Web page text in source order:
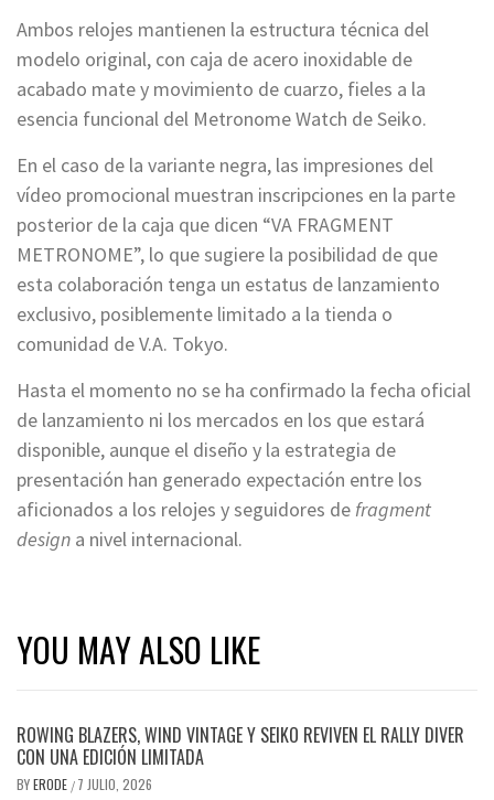
Ambos relojes mantienen la estructura técnica del
modelo original, con caja de acero inoxidable de
acabado mate y movimiento de cuarzo, fieles a la
esencia funcional del Metronome Watch de Seiko.
En el caso de la variante negra, las impresiones del
vídeo promocional muestran inscripciones en la parte
posterior de la caja que dicen “VA FRAGMENT
METRONOME”, lo que sugiere la posibilidad de que
esta colaboración tenga un estatus de lanzamiento
exclusivo, posiblemente limitado a la tienda o
comunidad de V.A. Tokyo.
Hasta el momento no se ha confirmado la fecha oficial
de lanzamiento ni los mercados en los que estará
disponible, aunque el diseño y la estrategia de
presentación han generado expectación entre los
aficionados a los relojes y seguidores de fragment
design a nivel internacional.
YOU MAY ALSO LIKE
ROWING BLAZERS, WIND VINTAGE Y SEIKO REVIVEN EL RALLY DIVER
CON UNA EDICIÓN LIMITADA
BYERODE / 7 JULIO, 2026